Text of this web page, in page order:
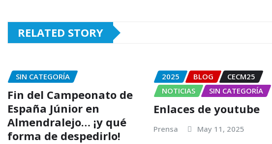
RELATED STORY
SIN CATEGORÍA
Fin del Campeonato de
España Júnior en
Almendralejo… ¡y qué
forma de despedirlo!
2025 BLOG
CECM25
NOTICIAS
SIN CATEGORÍA
Enlaces de youtube
Prensa May 11, 2025